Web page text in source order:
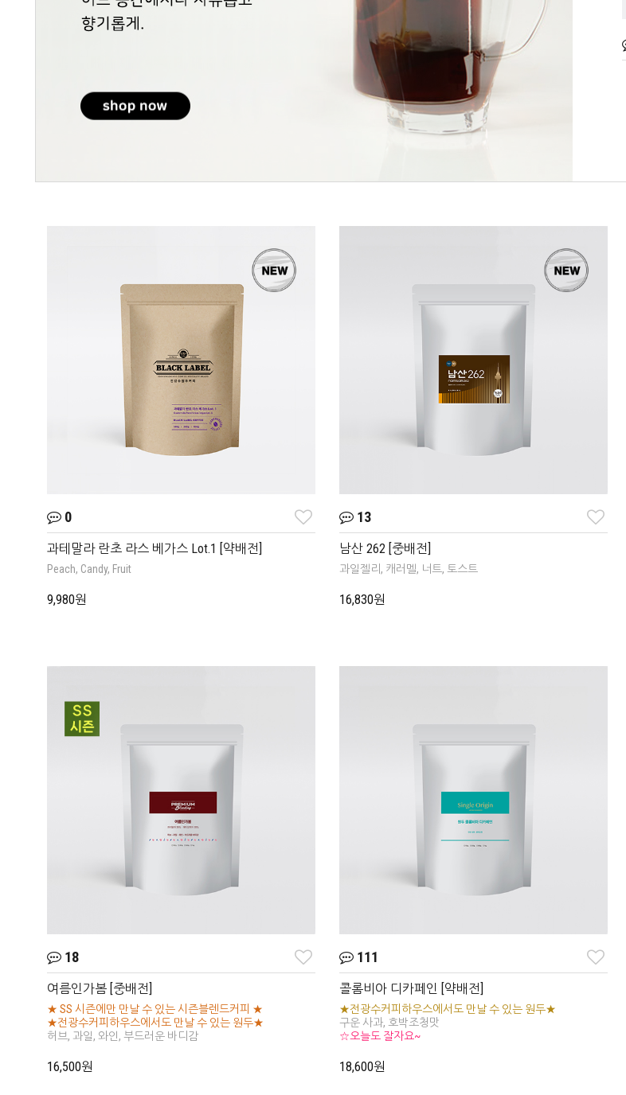
전] 500g
19,800원
콜롬비아 디카페인 [약배전]
18,600원
281
전광수데일리커피_과테말라
0
과테말라 란초 라스 베가스 Lot.1 [약배전]
Peach, Candy, Fruit
9,980원
13
남산 262 [중배전]
과일젤리, 캐러멜, 너트, 토스트
16,830원
18
여름인가봄 [중배전]
★ SS 시즌에만 만날 수 있는 시즌블렌드커피 ★
★전광수커피하우스에서도 만날 수 있는 원두★
허브, 과일, 와인, 부드러운 바디감
16,500원
111
콜롬비아 디카페인 [약배전]
★전광수커피하우스에서도 만날 수 있는 원두★
구운 사과, 호박조청맛
☆오늘도 잘자요~
18,600원